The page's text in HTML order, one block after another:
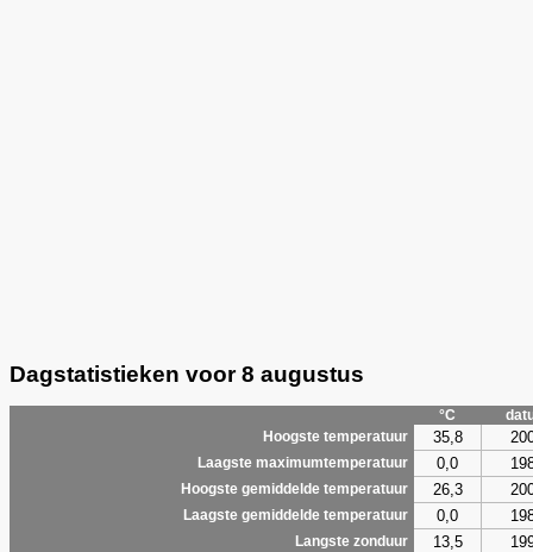
Dagstatistieken voor 8 augustus
°C
Hoogste temperatuur
35,8
Laagste maximumtemperatuur 0,0
Hoogste gemiddelde temperatuur 26,3
Laagste gemiddelde temperatuur 0,0
Langste zonduur 13,5